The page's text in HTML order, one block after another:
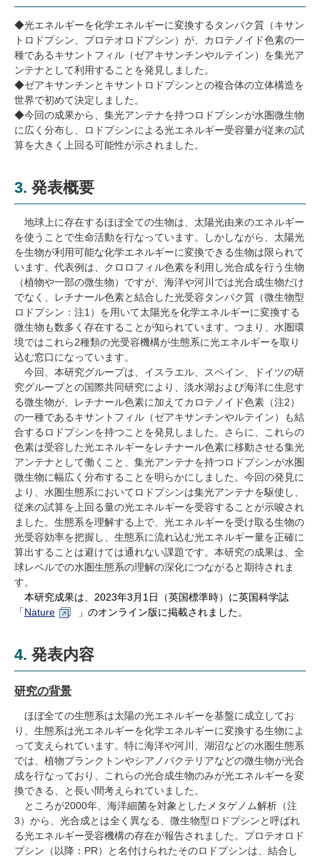
◆光エネルギーを化学エネルギーに変換するタンパク質（キサン
トロドプシン、プロテオロドプシン）が、カロテノイド色素の一
種であるキサントフィル（ゼアキサンチンやルテイン）を集光ア
ンテナとして利用することを発見しました。
◆ゼアキサンチンとキサントロドプシンとの複合体の立体構造を
世界で初めて決定しました。
◆今回の成果から、集光アンテナを持つロドプシンが水圏微生物
に広く分布し、ロドプシンによる光エネルギー受容量が従来の試
算を大きく上回る可能性が示されました。
3. 発表概要
地球上に存在するほぼ全ての生物は、太陽光由来のエネルギー
を使うことで生命活動を行なっています。しかしながら、太陽光
を生物が利用可能な化学エネルギーに変換できる生物は限られて
います。代表例は、クロロフィル色素を利用し光合成を行う生物
（植物や一部の微生物）ですが、海洋や河川では光合成生物だけ
でなく、レチナール色素と結合した光受容タンパク質（微生物型
ロドプシン：注1）を用いて太陽光を化学エネルギーに変換する
微生物も数多く存在することが知られています。つまり、水圏環
境ではこれら2種類の光受容機構が生態系に光エネルギーを取り
込む窓口になっています。
今回、本研究グループは、イスラエル、スペイン、ドイツの研
究グループとの国際共同研究により、淡水湖および海洋に生息す
る微生物が、レチナール色素に加えてカロテノイド色素（注2）
の一種であるキサントフィル（ゼアキサンチンやルテイン）も結
合するロドプシンを持つことを発見しました。さらに、これらの
色素は受容した光エネルギーをレチナール色素に移動させる集光
アンテナとして働くこと、集光アンテナを持つロドプシンが水圏
微生物に幅広く分布することを明らかにしました。今回の発見に
より、水圏生態系においてロドプシンは集光アンテナを駆使し、
従来の試算を上回る量の光エネルギーを受容することが示唆され
ました。生態系を理解する上で、光エネルギーを受け取る生物の
光受容効率を把握し、生態系に流れ込む光エネルギー量を正確に
算出することは避けては通れない課題です。本研究の成果は、全
球レベルでの水圏生態系の理解の深化につながると期待されま
す。
本研究成果は、2023年3月1日（英国標準時）に英国科学誌
「Nature 」のオンライン版に掲載されました。
4. 発表内容
研究の背景
ほぼ全ての生態系は太陽の光エネルギーを基盤に成立してお
り、生態系は光エネルギーを化学エネルギーに変換する生物によ
って支えられています。特に海洋や河川、湖沼などの水圏生態系
では、植物プランクトンやシアノバクテリアなどの微生物が光合
成を行なっており、これらの光合成生物のみが光エネルギーを変
換できる、と長い間考えられていました。
ところが2000年、海洋細菌を対象としたメタゲノム解析（注
3）から、光合成とは全く異なる、微生物型ロドプシンと呼ばれ
る光エネルギー受容機構の存在が報告されました。プロテオロド
プシン（以降：PR）と名付けられたそのロドプシンは、結合し